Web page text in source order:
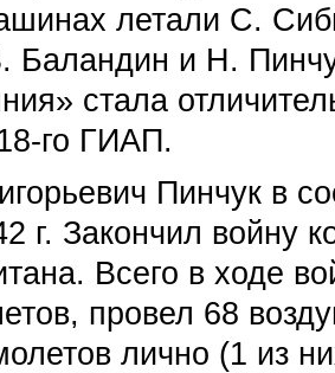
летали С.
Баландин и Н.
стала
го ГИАП.
Пинчук в
г. Закончил войну
Всего в ходе
провел 68
лично (1 из